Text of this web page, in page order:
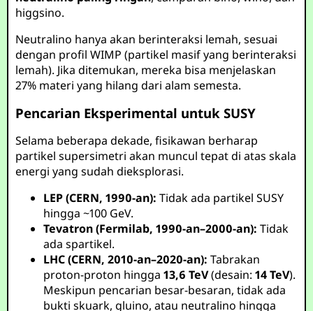
higgsino.
Neutralino hanya akan berinteraksi lemah, sesuai
dengan profil WIMP (partikel masif yang berinteraksi
lemah). Jika ditemukan, mereka bisa menjelaskan
27% materi yang hilang dari alam semesta.
Pencarian Eksperimental untuk SUSY
Selama beberapa dekade, fisikawan berharap
partikel supersimetri akan muncul tepat di atas skala
energi yang sudah dieksplorasi.
LEP (CERN, 1990-an): Tidak ada partikel SUSY
hingga ~100 GeV.
Tevatron (Fermilab, 1990-an–2000-an): Tidak
ada spartikel.
LHC (CERN, 2010-an–2020-an): Tabrakan
proton-proton hingga13,6 TeV(desain:14 TeV).
Meskipun pencarian besar-besaran, tidak ada
bukti skuark, gluino, atau neutralino hingga